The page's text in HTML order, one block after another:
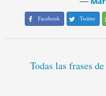
Facebook Twitter
Todas las frases